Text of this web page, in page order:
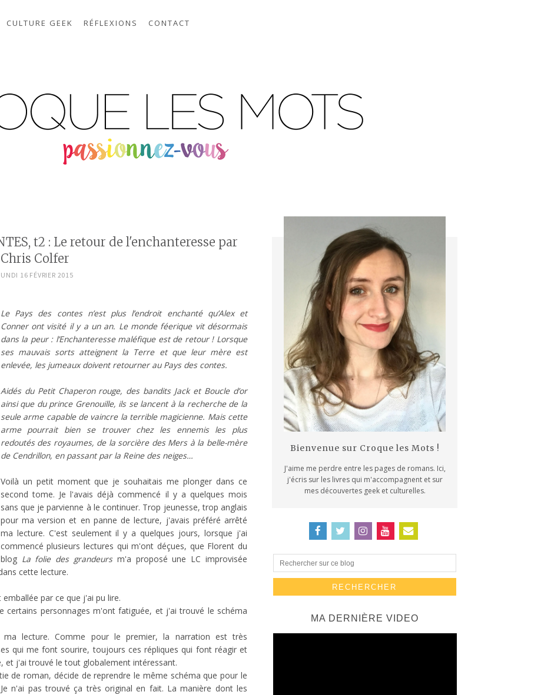
CULTURE GEEK RÉFLEXIONS CONTACT
t2 : Le retour de l'enchanteresse par
Chris Colfer
16 FÉVRIER 2015
Le Pays des contes n’est plus l’endroit enchanté qu’Alex et
Conner ont visité il y a un an. Le monde féerique vit désormais
dans la peur : l’Enchanteresse maléfique est de retour ! Lorsque
ses mauvais sorts atteignent la Terre et que leur mère est
enlevée, les jumeaux doivent retourner au Pays des contes.
Aidés du Petit Chaperon rouge, des bandits Jack et Boucle d’or
ainsi que du prince Grenouille, ils se lancent à la recherche de la
seule arme capable de vaincre la terrible magicienne. Mais cette
arme pourrait bien se trouver chez les ennemis les plus
redoutés des royaumes, de la sorcière des Mers à la belle-mère
de Cendrillon, en passant par la Reine des neiges…
Voilà un petit moment que je souhaitais me plonger dans ce
second tome. Je l'avais déjà commencé il y a quelques mois
sans que je parvienne à le continuer. Trop jeunesse, trop anglais
pour ma version et en panne de lecture, j'avais préféré arrêté
ma lecture. C'est seulement il y a quelques jours, lorsque j'ai
commencé plusieurs lectures qui m'ont déçues, que Florent du
blog La folie des grandeursm'a proposé une LC improvisée
cette lecture.
par ce que j'ai pu lire.
certains personnages m'ont fatiguée, et j'ai trouvé le schéma
lecture. Comme pour le premier, la narration est très
qui me font sourire, toujours ces répliques qui font réagir et
j'ai trouvé le tout globalement intéressant.
de roman, décide de reprendre le même schéma que pour le
n'ai pas trouvé ça très original en fait. La manière dont les
Bienvenue sur Croque les Mots !
J'aime me perdre entre les pages de romans. Ici,
j'écris sur les livres qui m'accompagnent et sur
mes découvertes geek et culturelles.
MA DERNIÈRE VIDEO